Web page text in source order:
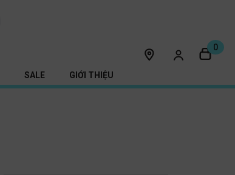
0
SALE GIỚI THIỆU